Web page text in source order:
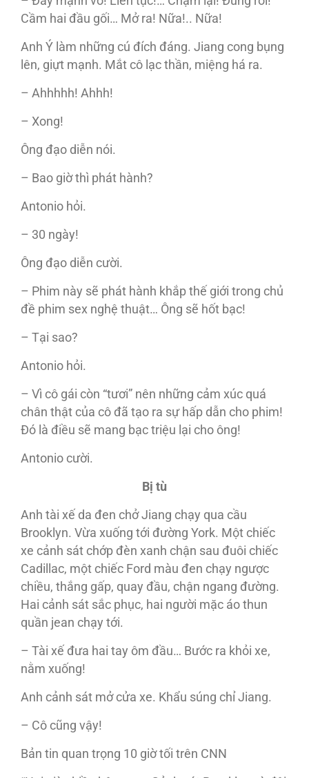
Cầm hai đầu gối… Mở ra! Nữa!.. Nữa!
Anh Ý làm những cú đích đáng. Jiang cong bụng
lên, giựt mạnh. Mắt cô lạc thần, miệng há ra.
– Ahhhhh! Ahhh!
– Xong!
Ông đạo diễn nói.
– Bao giờ thì phát hành?
Antonio hỏi.
– 30 ngày!
Ông đạo diễn cười.
– Phim này sẽ phát hành khắp thế giới trong chủ
đề phim sex nghệ thuật… Ông sẽ hốt bạc!
– Tại sao?
Antonio hỏi.
– Vì cô gái còn “tươi” nên những cảm xúc quá
chân thật của cô đã tạo ra sự hấp dẫn cho phim!
Đó là điều sẽ mang bạc triệu lại cho ông!
Antonio cười.
Bị tù
Anh tài xế da đen chở Jiang chạy qua cầu
Brooklyn. Vừa xuống tới đường York. Một chiếc
xe cảnh sát chớp đèn xanh chận sau đuôi chiếc
Cadillac, một chiếc Ford màu đen chạy ngược
chiều, thắng gấp, quay đầu, chận ngang đường.
Hai cảnh sát sắc phục, hai người mặc áo thun
quần jean chạy tới.
– Tài xế đưa hai tay ôm đầu… Bước ra khỏi xe,
nằm xuống!
Anh cảnh sát mở cửa xe. Khẩu súng chỉ Jiang.
– Cô cũng vậy!
Bản tin quan trọng 10 giờ tối trên CNN